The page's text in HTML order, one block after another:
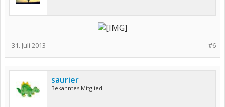
#6
31. Juli 2013
saurier
Bekanntes Mitglied